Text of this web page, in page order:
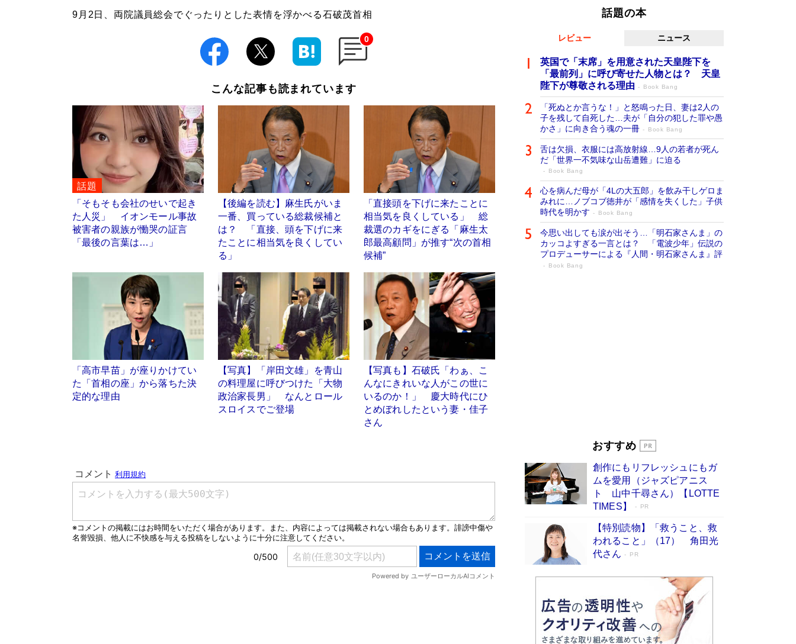
9月2日、両院議員総会でぐったりとした表情を浮かべる石破茂首相
0
こんな記事も読まれています
話題
「そもそも会社のせいで起き
た人災」 イオンモール事故
被害者の親族が慟哭の証言
「最後の言葉は…」
【後編を読む】麻生氏がいま
一番、買っている総裁候補と
は？ 「直接、頭を下げに来
たことに相当気を良くしてい
る」
「直接頭を下げに来たことに
相当気を良くしている」 総
裁選のカギをにぎる「麻生太
郎最高顧問」が推す“次の首相
候補”
「高市早苗」が座りかけてい
た「首相の座」から落ちた決
定的な理由
【写真】「岸田文雄」を青山
の料理屋に呼びつけた「大物
政治家長男」 なんとロール
スロイスでご登場
【写真も】石破氏「わぁ、こ
んなにきれいな人がこの世に
いるのか！」 慶大時代にひ
とめぼれしたという妻・佳子
さん
話題の本
レビュー ニュース
英国で「末席」を用意された天皇陛下を
「最前列」に呼び寄せた人物とは？ 天皇
陛下が尊敬される理由
Book Bang
「死ぬとか言うな！」と怒鳴った日、妻は2人の
子を残して自死した…夫が「自分の犯した罪や愚
かさ」に向き合う魂の一冊
Book Bang
舌は欠損、衣服には高放射線…9人の若者が死ん
だ「世界一不気味な山岳遭難」に迫る
Book Bang
心を病んだ母が「4Lの大五郎」を飲み干しゲロま
みれに…ノブコブ徳井が「感情を失くした」子供
時代を明かす
Book Bang
今思い出しても涙が出そう…「明石家さんま」の
カッコよすぎる一言とは？ 「電波少年」伝説の
プロデューサーによる『人間・明石家さんま』評
Book Bang
俳優・高嶋政伸が家族に教わった“人を育てるコ
東野圭吾、伊坂幸太郎の人気シリーズ最新作どち
らも文庫化 映画化された直木賞受賞作もランク
イン［文庫ベストセラー］
Book Bang
おすすめ
創作にもリフレッシュにもガ
ムを愛用（ジャズピアニス
ト 山中千尋さん）【LOTTE
TIMES】
PR
【特別読物】「救うこと、救
われること」（17） 角田光
代さん
PR